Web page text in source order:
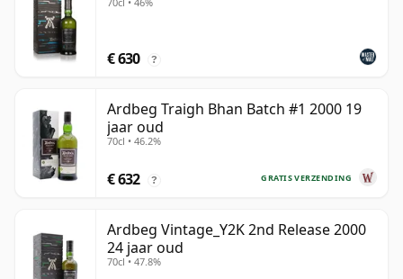
€ 630 ?
Ardbeg Traigh Bhan Batch #1 2000 19
jaar oud
70cl • 46.2%
GRATIS VERZENDING
€ 632 ?
Ardbeg Vintage_Y2K 2nd Release 2000
24 jaar oud
70cl • 47.8%